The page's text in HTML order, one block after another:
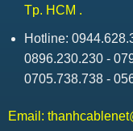
Tp. HCM .
Hotline:
0896.230.230 -
0705.738.738 -
Email: